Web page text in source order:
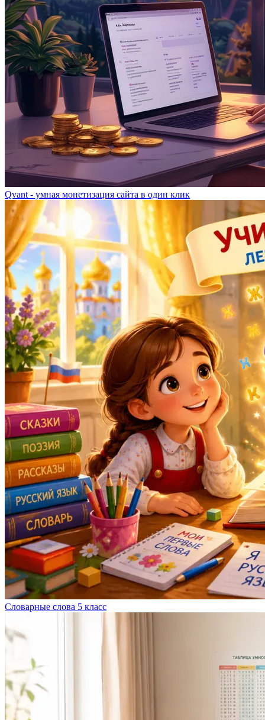
Qvant - умная монетизация сайта в один клик
Словарные слова 5 класс